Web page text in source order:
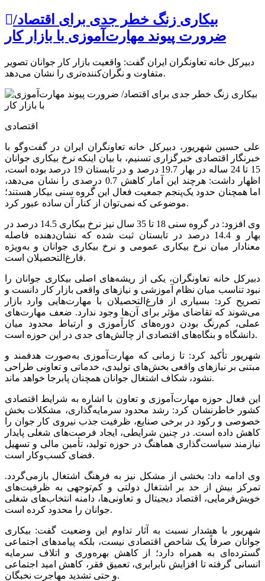
بیکاری زنگ خطر جدی برای اقتصاد/
ضرورت پیوند مهارت‌آموزی با بازار کار
دبیرکل خانه تعاونگران ایران گفت: واقعیت بازار کار جوانان تصویر
متفاوت و نگران‌کننده‌تری را نشان می‌دهد.
اقتصادی
علی حسین شهریور، دبیرکل خانه تعاونگران ایران در گفت‌وگو با
خبرنگار اقتصادی خبرگزاری تسنیم، با بیان اینکه نرخ بیکاری جوانان
15 تا 24 ساله در بهار 19.7 درصد و در تابستان 19 درصد بوده است،
اظهار داشت: هرچند این آمار کاهش 0.7 درصدی را نشان می‌دهد،
اما همچنان حدود یک‌پنجم جمعیت فعال این گروه سنی بیکار هستند؛
موضوعی که نمی‌توان از کنار آن ساده عبور کرد.
وی افزود: در گروه سنی 18 تا 35 سال نیز نرخ بیکاری 14.5 درصد در
بهار و 14.4 درصد در تابستان ثبت شده که نشان‌دهنده فاصله
معنادار میان نرخ بیکاری عمومی و نرخ بیکاری جوانان و به‌ویژه
فارغ‌التحصیلان است.
دبیرکل خانه تعاونگران، یکی از ریشه‌های اصلی بیکاری جوانان را
نبود تناسب میان نظام آموزشی و نیازهای واقعی بازار کار دانست و
تصریح کرد: بسیاری از فارغ‌التحصیلان با مهارت‌هایی وارد بازار
می‌شوند که تقاضای مؤثر برای آن‌ها وجود ندارد. ضعف مهارت‌های
عملی، کم‌رنگ بودن دوره‌های کارآموزی و ارتباط محدود میان
دانشگاه و بنگاه‌های اقتصادی از چالش‌های جدی در این حوزه است.
شهریور تأکید کرد: تا زمانی که مهارت‌آموزی به‌صورت هدفمند و
مبتنی بر نیازهای واقعی بخش‌های تولیدی، خدماتی و تعاونی طراحی
نشود، شکاف اشتغال جوانان همچنان پابرجا خواهد ماند.
این فعال حوزه مهارت‌آموزی و تعاون با اشاره به شرایط اقتصادی
کشور خاطرنشان کرد: رشد محدود سرمایه‌گذاری، مشکلات بخش
خصوصی و رکود در برخی صنایع، ظرفیت جذب نیروی کار جوان را
کاهش داده است. در چنین شرایطی، ایجاد فرصت‌های شغلی پایدار
نیازمند سیاست‌گذاری هماهنگ در حوزه تولید، تأمین مالی و تسهیل
فضای کسب‌وکار است.
وی ادامه داد: بخشی از مشکل نیز به فرهنگ اشتغال بازمی‌گردد.
تمرکز بیش از حد بر اشتغال دولتی و کم‌توجهی به ظرفیت‌های
خویش‌فرمایی، اقتصاد دیجیتال و تعاونی‌ها، دامنه انتخاب‌های شغلی
جوانان را محدود کرده است.
شهریور با هشدار نسبت به آثار تداوم این وضعیت گفت: بیکاری
جوانان صرفاً یک شاخص اقتصادی نیست، بلکه پیامدهای اجتماعی
گسترده‌ای به همراه دارد؛ از کاهش بهره‌وری و اتلاف سرمایه
انسانی گرفته تا افزایش نابرابری، تعمیق فقر، کاهش امید اجتماعی
و حتی تشدید مهاجرت نخبگان.